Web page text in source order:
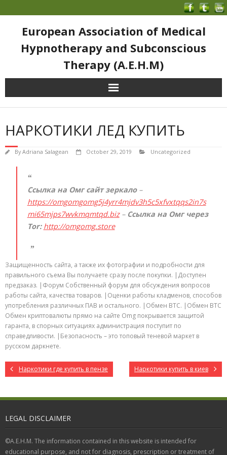
European Association of Medical
Hypnotherapy and Subconscious
Therapy (A.E.H.M)
НАРКОТИКИ ЛЕД КУПИТЬ
ByAdriana Salagean October 29, 2019 Uncategorized
Ссылка на Омг сайт зеркало–
https://omgomgomg5j4yrr4mjdv3h5c5xfvxtqqs2in7s
mi65mjps7wvkmqmtqd.biz– Ссылка на Омг через
Tor: http://omgomg.store
Защищенность сайта, а также их фотографии и подробности для
правильного съема Вы получаете сразу после покупки. |Доступен
предзаказ. |Форум Собственный форум для обсуждения вопросов
работы сайта, качества товаров. |Оценки работы кладменов, способов
употребления различных ПАВ и остального. |Обмен BTC. |Обмен BTC
Обмен криптовалюты прямо на сайте Omg покрывается защитой
гаранта, в спорных ситуациях администрация поступит по
справедливости. |Безопасность – это топовый теневой маркет в
русском даркнете.
Наркотики где купить в пензе Наркотики купить в киев
LEGAL DISCLAIMER
©A.E.H.M. The information contained in this website is intended for
educational purpose, and not for diagnosis, prescription or treatment of